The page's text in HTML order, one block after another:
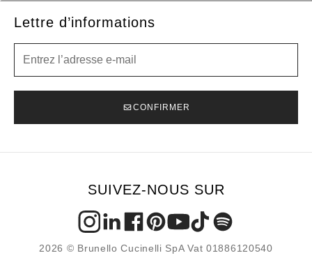
Lettre d’informations
CONFIRMER
SUIVEZ-NOUS SUR
2026 © Brunello Cucinelli SpA Vat 01886120540